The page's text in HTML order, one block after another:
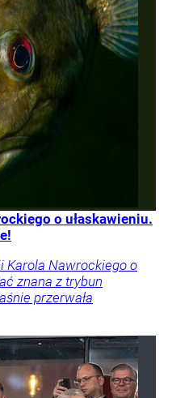
o ułaskawieniu.
Karola Nawrockiego o
znana z trybun
przerwała